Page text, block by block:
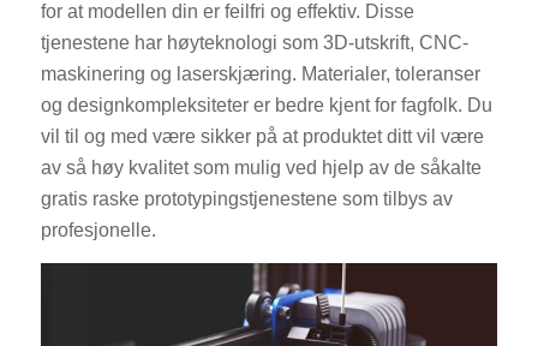
for at modellen din er feilfri og effektiv. Disse
tjenestene har høyteknologi som 3D-utskrift, CNC-
maskinering og laserskjæring. Materialer, toleranser
og designkompleksiteter er bedre kjent for fagfolk. Du
vil til og med være sikker på at produktet ditt vil være
av så høy kvalitet som mulig ved hjelp av de såkalte
gratis raske prototypingstjenestene som tilbys av
profesjonelle.